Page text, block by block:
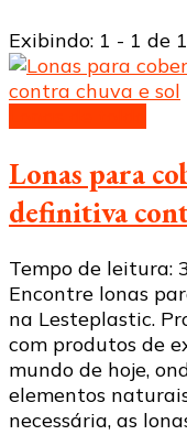
Exibindo: 1 - 1 de
Lonas para
definitiva
Tempo de leitura:
Encontre lonas
na Lesteplastic.
com produtos de
mundo de hoje,
elementos
necessária, as